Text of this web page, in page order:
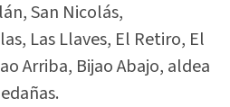
San Nicolás,
Las Llaves, El Retiro, El
Arriba, Bijao Abajo, aldea